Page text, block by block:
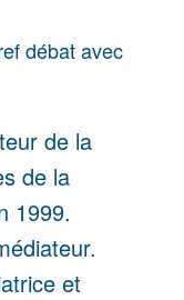
débat avec
de la
de la
1999.
et